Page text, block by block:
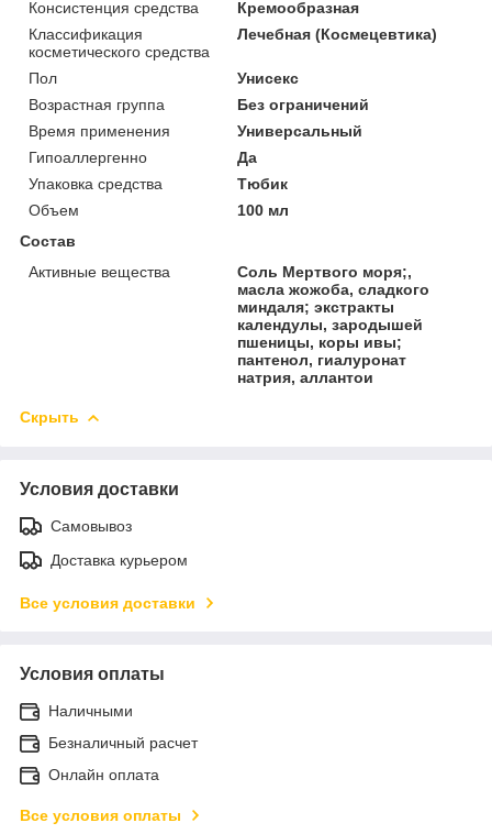
Консистенция средства
Кремообразная
Классификация
косметического средства
Лечебная (Космецевтика)
Пол
Унисекс
Возрастная группа
Без ограничений
Время применения
Универсальный
Гипоаллергенно
Да
Упаковка средства
Тюбик
Объем
100 мл
Состав
Активные вещества
Соль Мертвого моря;,
масла жожоба, сладкого
миндаля; экстракты
календулы, зародышей
пшеницы, коры ивы;
пантенол, гиалуронат
натрия, аллантои
Скрыть
Условия доставки
Самовывоз
Доставка курьером
Все условия доставки
Условия оплаты
Наличными
Безналичный расчет
Онлайн оплата
Все условия оплаты